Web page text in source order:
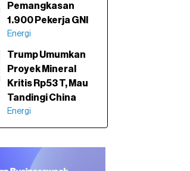
Pemangkasan
1.900 Pekerja GNI
Energi
Trump Umumkan
Proyek Mineral
Kritis Rp53 T, Mau
Tandingi China
Energi